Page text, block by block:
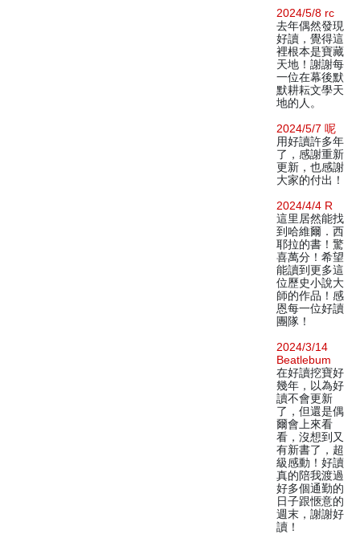
2024/5/8 rc
去年偶然發現
好讀，覺得這
裡根本是寶藏
天地！謝謝每
一位在幕後默
默耕耘文學天
地的人。
2024/5/7 呢
用好讀許多年
了，感謝重新
更新，也感謝
大家的付出！
2024/4/4 R
這里居然能找
到哈維爾．西
耶拉的書！驚
喜萬分！希望
能讀到更多這
位歷史小說大
師的作品！感
恩每一位好讀
團隊！
2024/3/14
Beatlebum
在好讀挖寶好
幾年，以為好
讀不會更新
了，但還是偶
爾會上來看
看，沒想到又
有新書了，超
級感動！好讀
真的陪我渡過
好多個通勤的
日子跟愜意的
週末，謝謝好
讀！